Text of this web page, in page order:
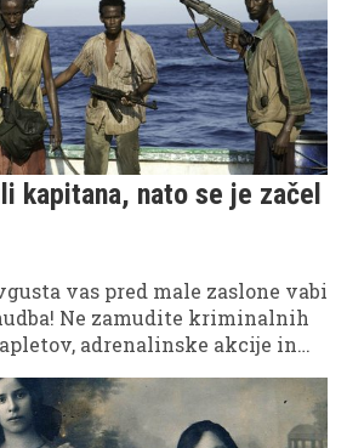
kapitana, nato se je začel
vas pred male zaslone vabi
Ne zamudite kriminalnih
adrenalinske akcije in